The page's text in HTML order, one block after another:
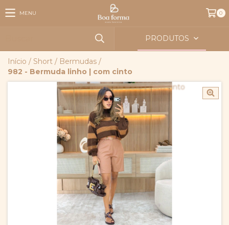
MENU 0
PRODUTOS
Início / Short / Bermudas /
982 - Bermuda linho | com cinto